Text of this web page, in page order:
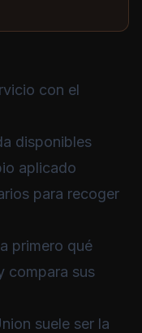
con el
disponibles
aplicado
para recoger
primero qué
compara sus
suele ser la